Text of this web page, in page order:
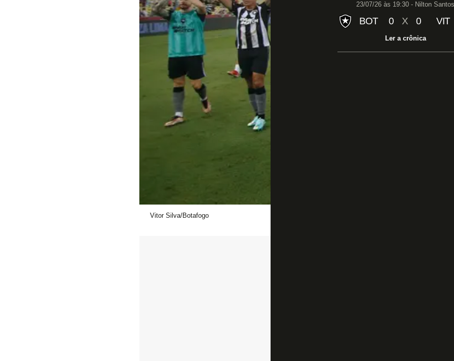
23/07/26 às 19:30 - Nilton Santos
BOT 0 X 0 VIT
Ler a crônica
Vitor Silva/Botafogo